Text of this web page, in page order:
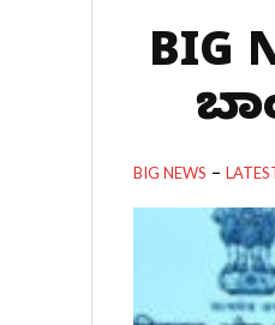
BIG
BIG NEWS